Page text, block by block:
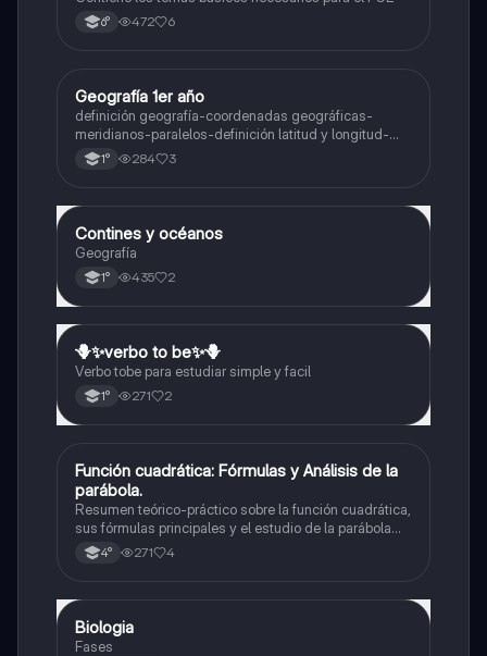
6° 472 6
Geografía
Geografía 1er año
definición geografía-coordenadas geográficas-
meridianos-paralelos-definición latitud y longitud-
elementos del mapa-definición mapa-localización
relativa y absoluta
1° 284 3
Geografía
Contines y océanos
Geografía
1° 435 2
Inglés
🪻✨️verbo to be✨️🪻
Verbo tobe para estudiar simple y facil
1° 271 2
Matemáticas
Función cuadrática: Fórmulas y Análisis de la
parábola.
Resumen teórico-práctico sobre la función cuadrática,
sus fórmulas principales y el estudio de la parábola
como representación gráfica.Incluye desarrollo de la
forma general, cálculo de raíces, vértice y elementos
4° 271 4
Biología
Biologia
Fases